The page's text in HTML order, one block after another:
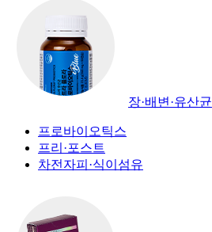
장·배변·유산균
프로바이오틱스
프리·포스트
차전자피·식이섬유